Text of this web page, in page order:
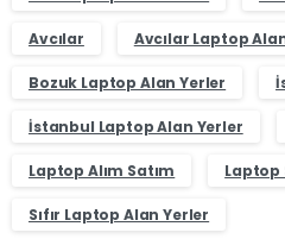
Avcılar Avcılar Laptop
Bozuk Laptop Alan Yerler
İstanbul Laptop Alan Yerler
Laptop Alım Satım Laptop
Sıfır Laptop Alan Yerler